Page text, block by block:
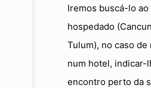
Iremos buscá-lo
hospedado
Tulum), no caso
num hotel, indicar-
encontro perto da